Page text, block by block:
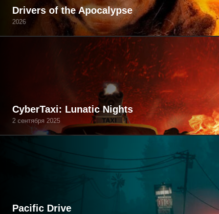
Drivers of the Apocalypse
2026
CyberTaxi: Lunatic Nights
2 сентября 2025
Pacific Drive